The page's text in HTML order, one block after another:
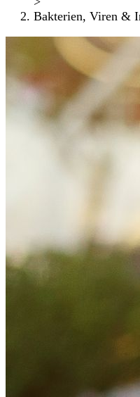
Bakterien, Viren &